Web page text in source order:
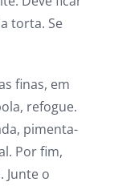
torta. Se
finas, em
refogue.
pimenta-
Por fim,
Junte o